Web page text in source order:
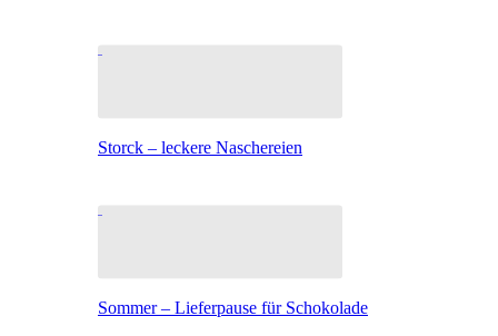
Storck – leckere Naschereien
Sommer – Lieferpause für Schokolade